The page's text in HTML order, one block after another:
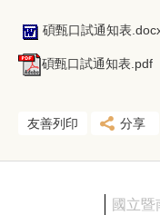
碩甄口試通知表
碩甄口試通知表.pdf
友善列印 分享
國立